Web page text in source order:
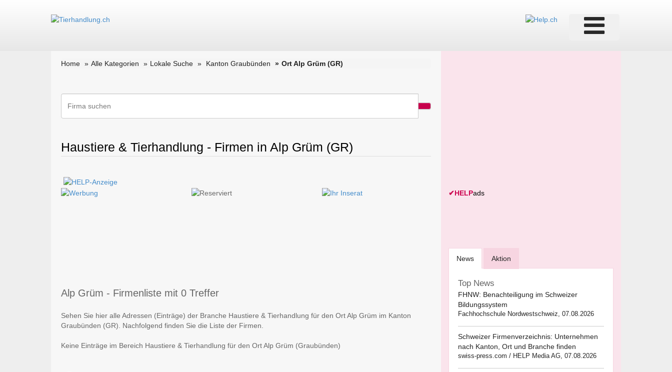
Home Alle Kategorien Lokale Suche Kanton Graubünden Ort Alp Grüm (GR)
Haustiere & Tierhandlung - Firmen in Alp Grüm (GR)
Alp Grüm - Firmenliste mit 0 Treffer
Sehen Sie hier alle Adressen (Einträge) der Branche Haustiere & Tierhandlung für den Ort Alp Grüm im Kanton
Graubünden (GR). Nachfolgend finden Sie die Liste der Firmen.
Keine Einträge im Bereich Haustiere & Tierhandlung für den Ort Alp Grüm (Graubünden)
✔HELPads
News Aktion
Top News
FHNW: Benachteiligung im Schweizer
Bildungssystem
Fachhochschule Nordwestschweiz, 07.08.2026
Schweizer Firmenverzeichnis: Unternehmen
nach Kanton, Ort und Branche finden
swiss-press.com / HELP Media AG, 07.08.2026